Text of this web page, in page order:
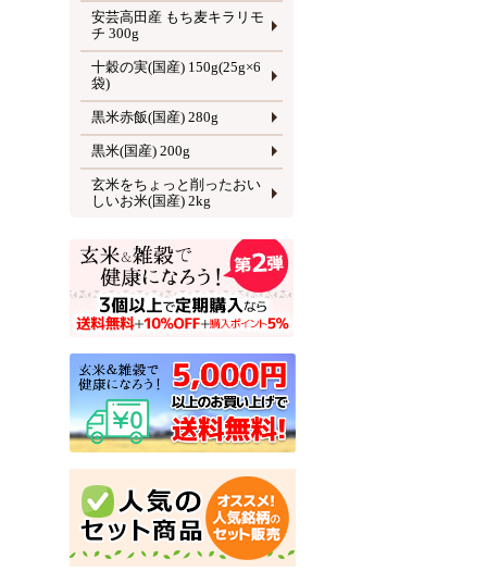
安芸高田産 もち麦キラリモ
チ 300g
十穀の実(国産) 150g(25g×6
袋)
黒米赤飯(国産) 280g
黒米(国産) 200g
玄米をちょっと削ったおい
しいお米(国産) 2kg